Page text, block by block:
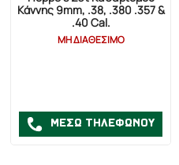
Κάννης 9mm, .38, .380 .357 &
.40 Cal.
ΜΗ ΔΙΑΘΕΣΙΜΟ
ΜΕΣΩ ΤΗΛΕΦΩΝΟΥ